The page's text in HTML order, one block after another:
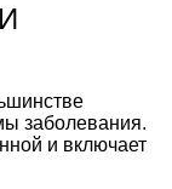
заболевания.
и включает